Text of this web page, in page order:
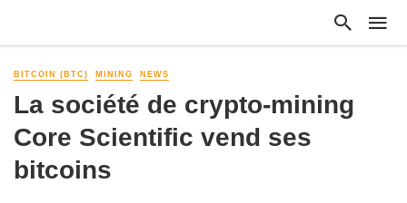
BITCOIN (BTC) MINING NEWS
La société de crypto-mining
Core Scientific vend ses
bitcoins